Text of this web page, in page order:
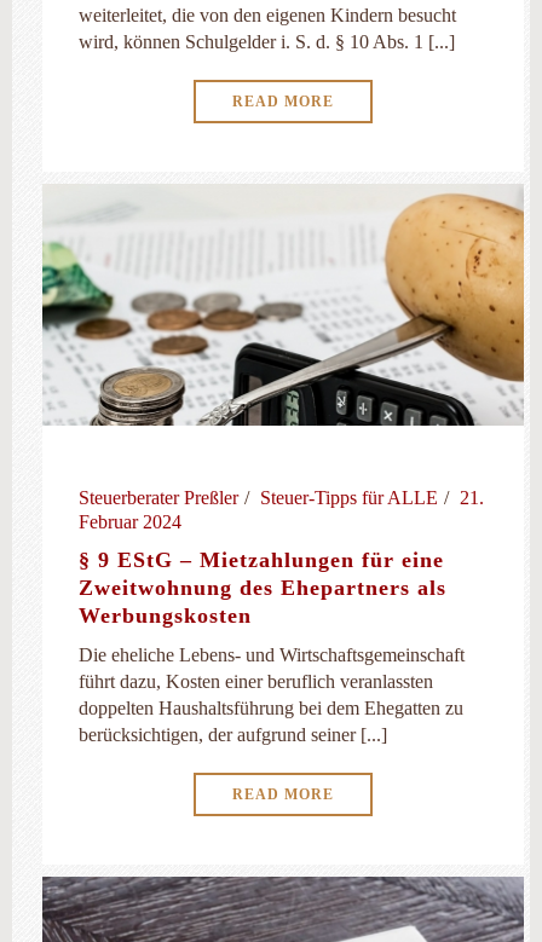
weiterleitet, die von den eigenen Kindern besucht
wird, können Schulgelder i. S. d. § 10 Abs. 1 [...]
READ MORE
Steuerberater Preßler Steuer-Tipps für ALLE
21.
Februar 2024
§ 9 EStG – Mietzahlungen für eine
Zweitwohnung des Ehepartners als
Werbungskosten
Die eheliche Lebens- und Wirtschaftsgemeinschaft
führt dazu, Kosten einer beruflich veranlassten
doppelten Haushaltsführung bei dem Ehegatten zu
berücksichtigen, der aufgrund seiner [...]
READ MORE